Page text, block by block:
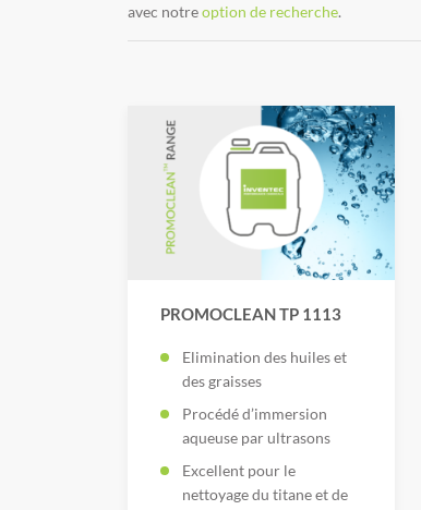
avec notreoption de recherche.
PROMOCLEAN TP 1113
Elimination des huiles et
des graisses
Procédé d’immersion
aqueuse par ultrasons
Excellent pour le
nettoyage du titane et de